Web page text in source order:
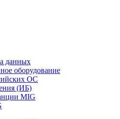
данных
оборудование
ОС
(ИБ)
MIG